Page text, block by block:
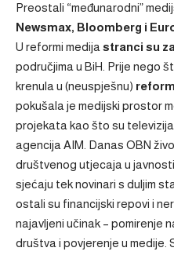
Preostali “međunarodni”
Newsmax, Bloomberg i
U reformi medija stranci su
područjima u BiH. Prije nego
krenula u (neuspješnu)
pokušala je medijski prostor
projekata kao što su
agencija AIM. Danas OBN
društvenog utjecaja u
sjećaju tek novinari s duljim
ostali su financijski repovi i
najavljeni učinak – pomirenje
društva i povjerenje u medije.